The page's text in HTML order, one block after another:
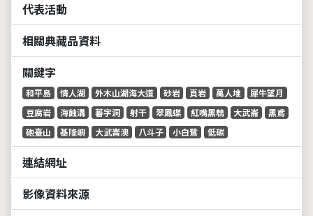
代表活動
相關典藏品資料
關鍵字
和平島 情人湖 外木山湖海大道 砂岩 頁岩 萬人堆
犀牛望月
豆腐岩
海蝕溝 蕃字洞 射干 翠鳳蝶 紅嘴黑鵯 大武崙
黑鳶
砲臺山
基隆嶼 大武崙澳 八斗子 小白鷺 低碳
連結網址
影像資料來源